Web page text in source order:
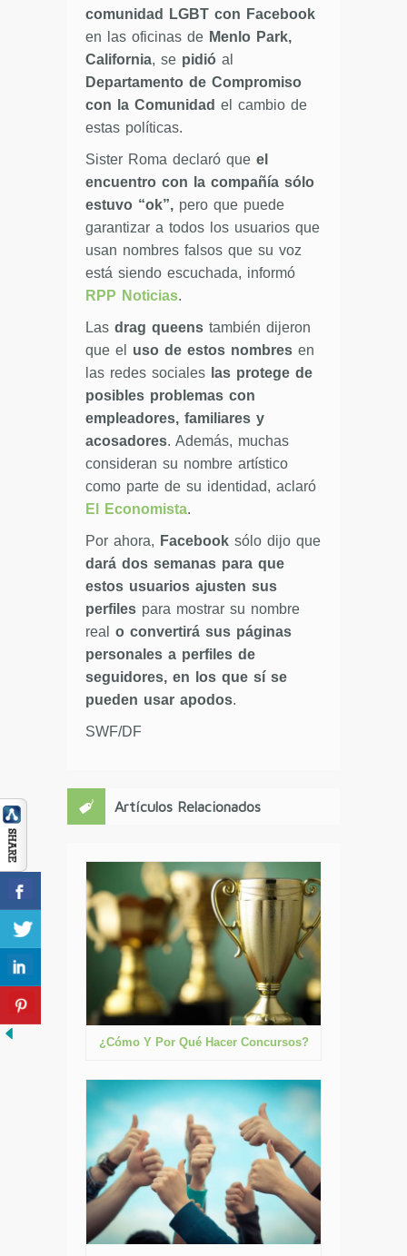
comunidad LGBT con Facebook
en las oficinas de Menlo Park,
California, se pidió al
Departamento de Compromiso
con la Comunidad el cambio de
estas políticas.
Sister Roma declaró que el
encuentro con la compañía sólo
estuvo “ok”, pero que puede
garantizar a todos los usuarios que
usan nombres falsos que su voz
está siendo escuchada, informó
RPP Noticias.
Las drag queens también dijeron
que el uso de estos nombres en
las redes sociales las protege de
posibles problemas con
empleadores, familiares y
acosadores. Además, muchas
consideran su nombre artístico
como parte de su identidad, aclaró
El Economista.
Por ahora, Facebook sólo dijo que
dará dos semanas para que
estos usuarios ajusten sus
perfiles para mostrar su nombre
real
o convertirá sus páginas
personales a perfiles de
seguidores, en los que sí se
pueden usar apodos.
SWF/DF
Artículos Relacionados
¿Cómo Y Por Qué Hacer Concursos?